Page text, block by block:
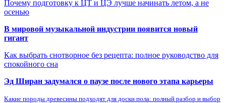
Почему подготовку к ЦТ и ЦЭ лучше начинать летом, а не
осенью
В мировой музыкальной индустрии появится новый
гигант
Как выбрать снотворное без рецепта: полное руководство для
спокойного сна
Эд Ширан задумался о паузе после нового этапа карьеры
Какие породы древесины подходят для доски пола: полный разбор и выбор